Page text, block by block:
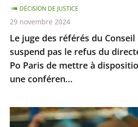
le
refus
du
directeur
de
Sciences
Paris
de
Le juge des référés du Conseil
suspend pas le refus du
Po Paris de mettre à
une conféren...
DÉCISION DE JUSTICE
29 novembre 2024
Interdiction